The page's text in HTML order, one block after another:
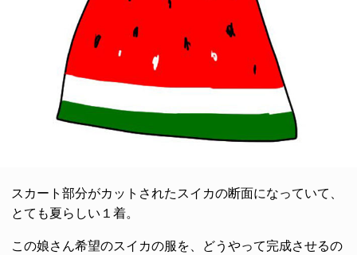
スカート部分がカットされたスイカの断面になっていて、
とても夏らしい１着。
この娘さん希望のスイカの服を、どうやって完成させるの